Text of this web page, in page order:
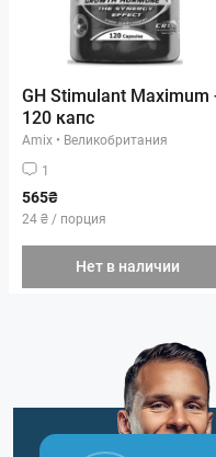
GH Stimulant Maximum
120 капс
Amix • Великобритания
1
565₴
24 ₴ / порция
Нет в наличии